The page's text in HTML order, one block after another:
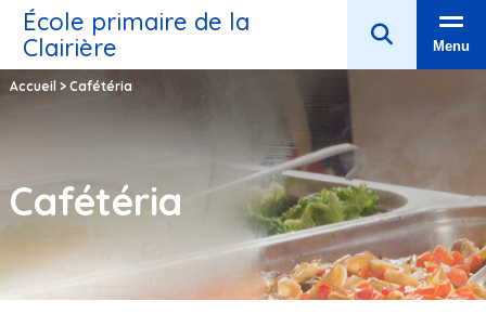
École primaire de la
Clairière
Menu
Accueil> Cafétéria
Cafétéria